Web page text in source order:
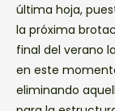
última hoja,
la próxima
final del verano
en este
eliminando